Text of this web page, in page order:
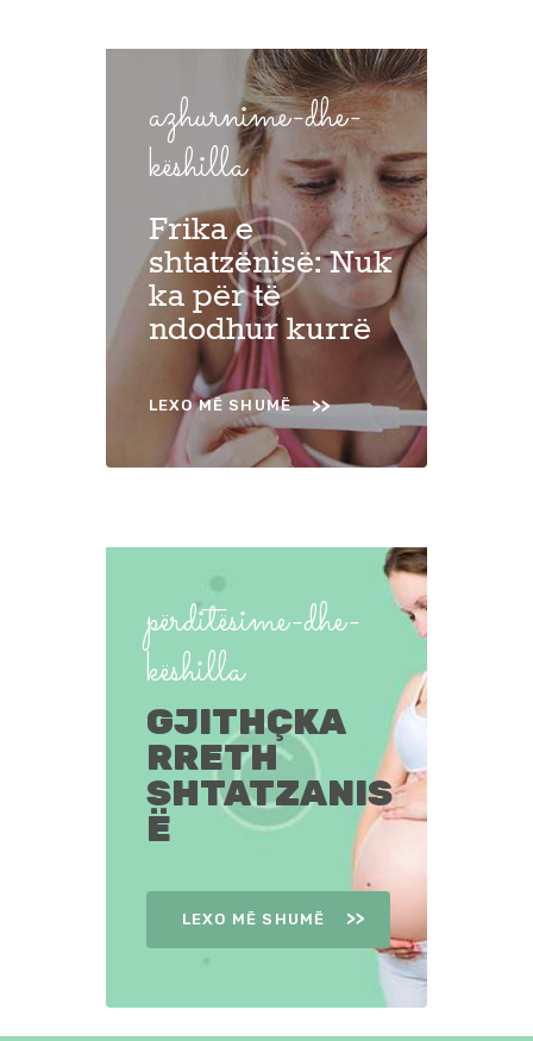
azhurnime-dhe-
këshilla
Frika e
shtatzënisë: Nuk
ka për të
ndodhur kurrë
LEXO MË SHUMË
përditësime-dhe-
këshilla
GJITHÇKA
RRETH
SHTATZANIS
Ë
LEXO MË SHUMË